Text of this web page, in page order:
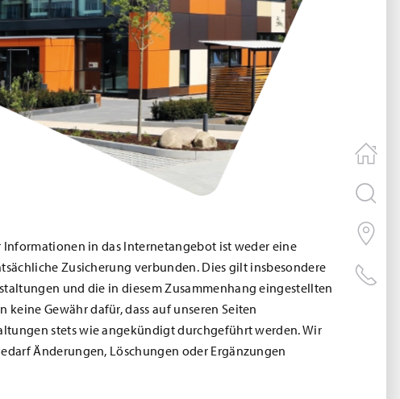
in das Internetangebot ist weder eine
Zusicherung verbunden. Dies gilt insbesondere
und die in diesem Zusammenhang eingestellten
keine Gewähr dafür, dass auf unseren Seiten
stets wie angekündigt durchgeführt werden. Wir
Änderungen, Löschungen oder Ergänzungen